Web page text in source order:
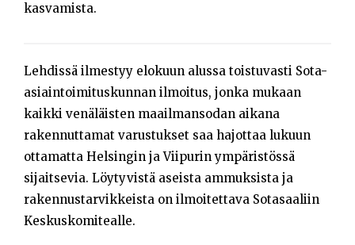
kasvamista.
Lehdissä ilmestyy elokuun alussa toistuvasti Sota-
asiaintoimituskunnan ilmoitus, jonka mukaan
kaikki venäläisten maailmansodan aikana
rakennuttamat varustukset saa hajottaa lukuun
ottamatta Helsingin ja Viipurin ympäristössä
sijaitsevia. Löytyvistä aseista ammuksista ja
rakennustarvikkeista on ilmoitettava Sotasaaliin
Keskuskomitealle.